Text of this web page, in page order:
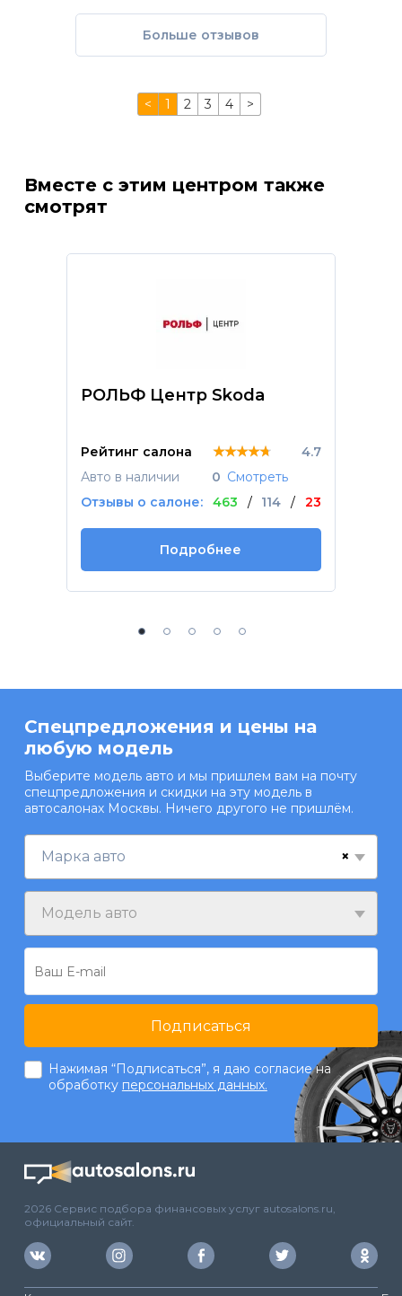
сравнению с АВТОМИРОМ это небо и земля. Все
отрепетировано до мелочей. За следующей
Больше отзывов
< 1 2 3 4 >
Вместе с этим центром также
смотрят
РОЛЬФ Центр Skoda
Рейтинг салона ★★★★★
★★★★★
★★★★★
4.7
Авто в наличии
0 Смотреть
Отзывы о салоне:
463 / 114 / 23
Подробнее
Спецпредложения и цены на
любую модель
Выберите модель авто и мы пришлем вам на почту
спецпредложения и скидки на эту модель в
автосалонах Москвы. Ничего другого не пришлём.
×
Марка авто
Модель авто
Подписаться
Нажимая “Подписаться”, я даю согласие на
обработку персональных данных.
2026 Сервис подбора финансовых услуг autosalons.ru,
официальный сайт.